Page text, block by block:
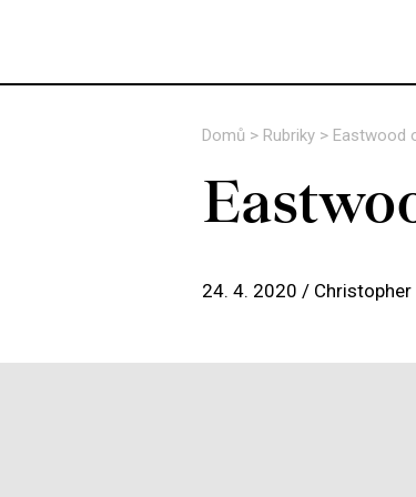
Domů > Rubriky > Eastwood
24. 4. 2020 / Christopher